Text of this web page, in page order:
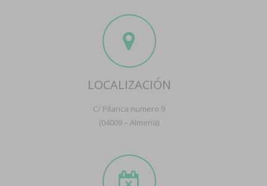
LOCALIZACIÓN
C/ Pilarica numero 9
(04009 – Almería)